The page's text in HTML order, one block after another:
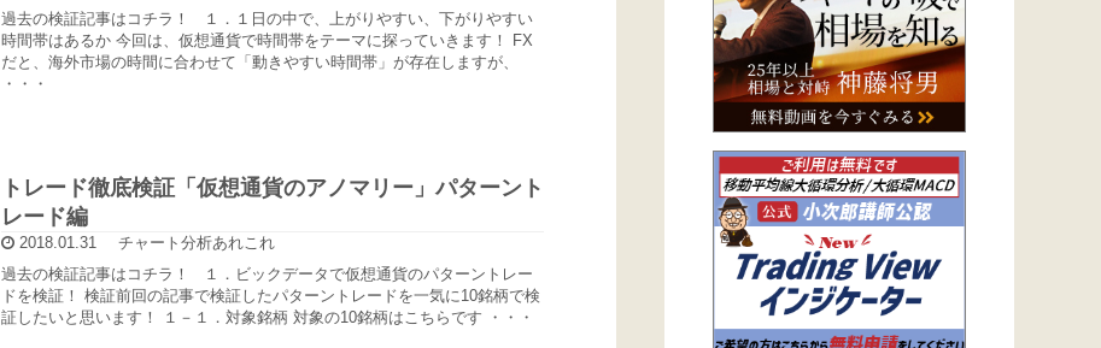
過去の検証記事はコチラ！ １．１日の中で、上がりやすい、下がりやすい
時間帯はあるか 今回は、仮想通貨で時間帯をテーマに探っていきます！ FX
だと、海外市場の時間に合わせて「動きやすい時間帯」が存在しますが、
・・・
トレード徹底検証「仮想通貨のアノマリー」パターント
レード編
2018.01.31
チャート分析あれこれ
過去の検証記事はコチラ！ １．ビックデータで仮想通貨のパターントレー
ドを検証！ 検証前回の記事で検証したパターントレードを一気に10銘柄で検
証したいと思います！ １－１．対象銘柄 対象の10銘柄はこちらです ・・・